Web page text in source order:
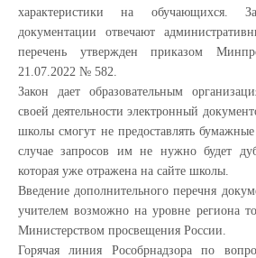
характеристики на обучающихся.
документации отвечают
перечень утвержден приказом
21.07.2022 № 582.
Закон дает образовательным
своей деятельности электронный
школы смогут не предоставлять
случае запросов им не нужно будет
которая уже отражена на сайте школы.
Введение дополнительного перечня
учителем возможно на уровне региона
Министерством просвещения России.
Горячая линия Рособрнадзора по